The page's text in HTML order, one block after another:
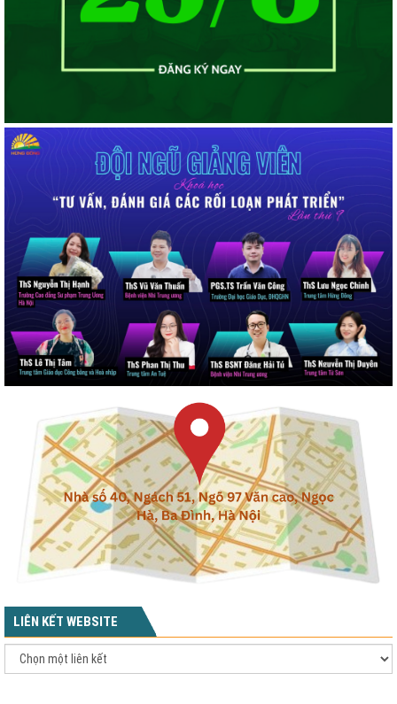
LIÊN KẾT WEBSITE